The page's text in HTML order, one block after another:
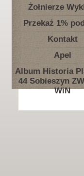
Żołnierze
Przekaż 1%
Kontakt
Apel
Album Historia
44 Sobieszyn
WiN